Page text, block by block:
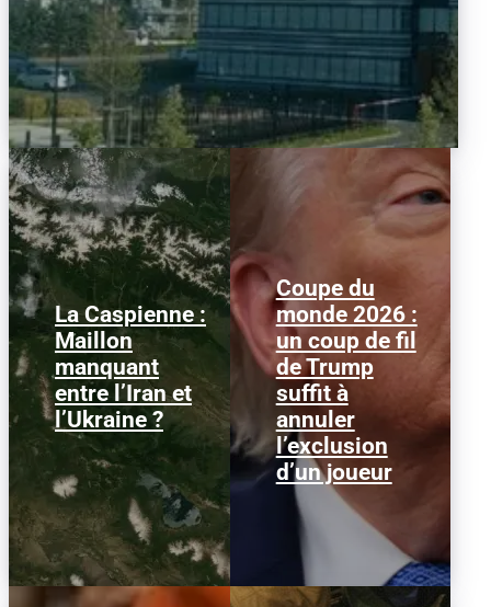
La Caspienne :
Maillon
manquant
entre l’Iran et
l’Ukraine ?
Samedi 25 juillet 2026,
des drones ukrainiens
ont frappé plusieurs
cibles en mer Caspienne,
parmi...
Coupe du
monde 2026 :
un coup de fil
de Trump
suffit à
annuler
l’exclusion
d’un joueur
Le 1er juillet 2026,
l'attaquant américain
Folarin Balogun recevait
un carton rouge
parfaitement...